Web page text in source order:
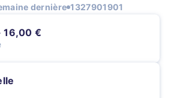
dernière 1327901901
16,00 €